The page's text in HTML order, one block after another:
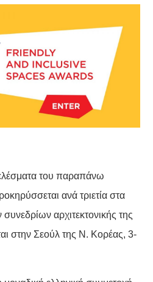
του παραπάνω
ανά τριετία στα
αρχιτεκτονικής της
στην Σεούλ της Ν. Κορέας, 3-